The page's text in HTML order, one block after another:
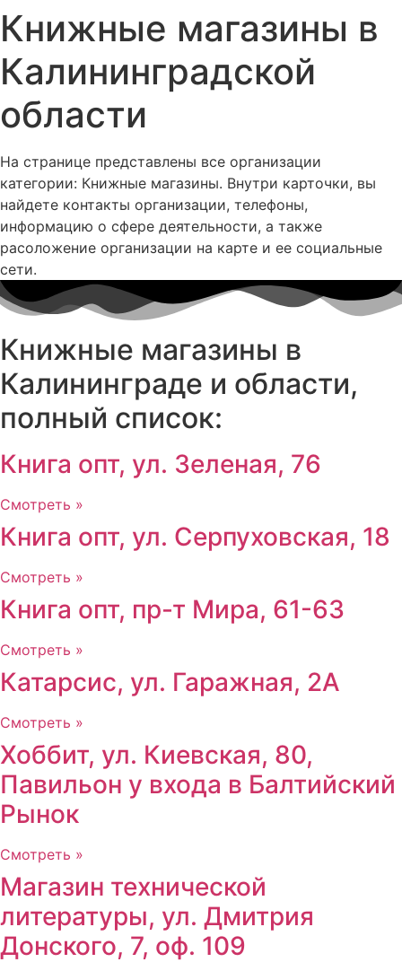
Книжные магазины в
Калининградской
области
На странице представлены все организации
категории: Книжные магазины. Внутри карточки, вы
найдете контакты организации, телефоны,
информацию о сфере деятельности, а также
расоложение организации на карте и ее социальные
сети.
Книжные магазины в
Калининграде и области,
полный список:
Книга опт, ул. Зеленая, 76
Смотреть »
Книга опт, ул. Серпуховская, 18
Смотреть »
Книга опт, пр-т Мира, 61-63
Смотреть »
Катарсис, ул. Гаражная, 2А
Смотреть »
Хоббит, ул. Киевская, 80,
Павильон у входа в Балтийский
Рынок
Смотреть »
Магазин технической
литературы, ул. Дмитрия
Донского, 7, оф. 109